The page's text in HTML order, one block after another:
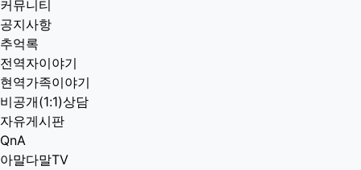
커뮤니티
공지사항
추억록
전역자이야기
현역가족이야기
비공개(1:1)상담
자유게시판
QnA
아말다말TV